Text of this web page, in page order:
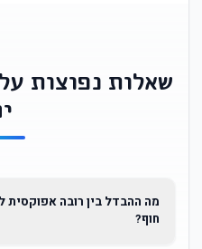
שאלות נפוצות
מה ההבדל בין רובה אפוקסית
חוף?